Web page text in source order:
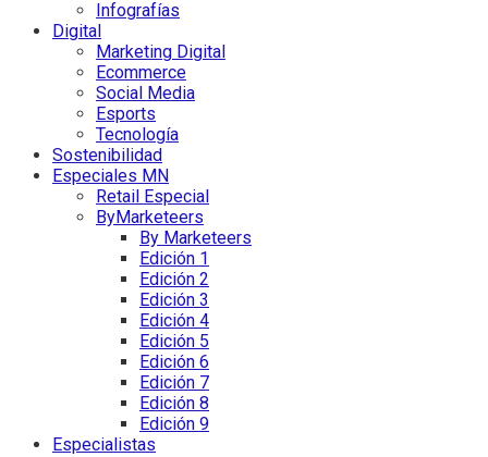
Infografías
Digital
Marketing Digital
Ecommerce
Social Media
Esports
Tecnología
Sostenibilidad
Especiales MN
Retail Especial
ByMarketeers
By Marketeers
Edición 1
Edición 2
Edición 3
Edición 4
Edición 5
Edición 6
Edición 7
Edición 8
Edición 9
Especialistas